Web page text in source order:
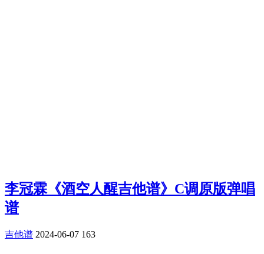
李冠霖《酒空人醒吉他谱》C调原版弹唱
谱
吉他谱 2024-06-07 163